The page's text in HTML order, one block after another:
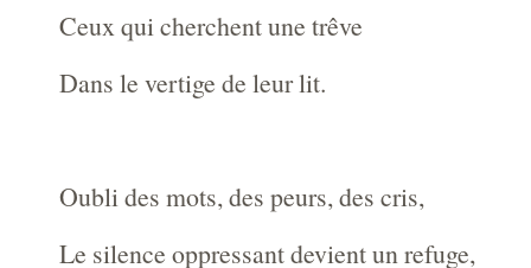
Ceux qui cherchent une trêve
Dans le vertige de leur lit.
Oubli des mots, des peurs, des cris,
Le silence oppressant devient un refuge,